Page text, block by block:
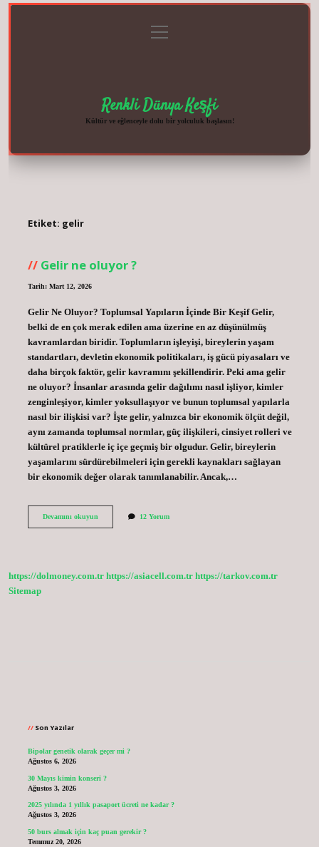
menüyü
aç
Renkli Dünya Keşfi
Kültür ve eğlenceyle dolu bir yolculuk başlasın!
Etiket: gelir
Gelir ne oluyor ?
Tarih: Mart 12, 2026
Gelir Ne Oluyor? Toplumsal Yapıların İçinde Bir Keşif Gelir,
belki de en çok merak edilen ama üzerine en az düşünülmüş
kavramlardan biridir. Toplumların işleyişi, bireylerin yaşam
standartları, devletin ekonomik politikaları, iş gücü piyasaları ve
daha birçok faktör, gelir kavramını şekillendirir. Peki ama gelir
ne oluyor? İnsanlar arasında gelir dağılımı nasıl işliyor, kimler
zenginleşiyor, kimler yoksullaşıyor ve bunun toplumsal yapılarla
nasıl bir ilişkisi var? İşte gelir, yalnızca bir ekonomik ölçüt değil,
aynı zamanda toplumsal normlar, güç ilişkileri, cinsiyet rolleri ve
kültürel pratiklerle iç içe geçmiş bir olgudur. Gelir, bireylerin
yaşamlarını sürdürebilmeleri için gerekli kaynakları sağlayan
bir ekonomik değer olarak tanımlanabilir. Ancak,…
Devamını okuyunGelir
12 Yorum
https://dolmoney.com.tr https://asiacell.com.tr https://tarkov.com.tr
Sitemap
Son Yazılar
Bipolar genetik olarak geçer mi ?
Ağustos 6, 2026
30 Mayıs kimin konseri ?
Ağustos 3, 2026
2025 yılında 1 yıllık pasaport ücreti ne kadar ?
Ağustos 3, 2026
50 burs almak için kaç puan gerekir ?
Temmuz 20, 2026